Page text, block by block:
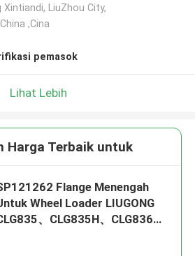
Xintiandi, LiuZhou City,
,Cina
pemasok
Lihat Lebih
Harga Terbaik untuk
Flange Menengah
Wheel Loader LIUGONG
、CLG835H、CLG836、